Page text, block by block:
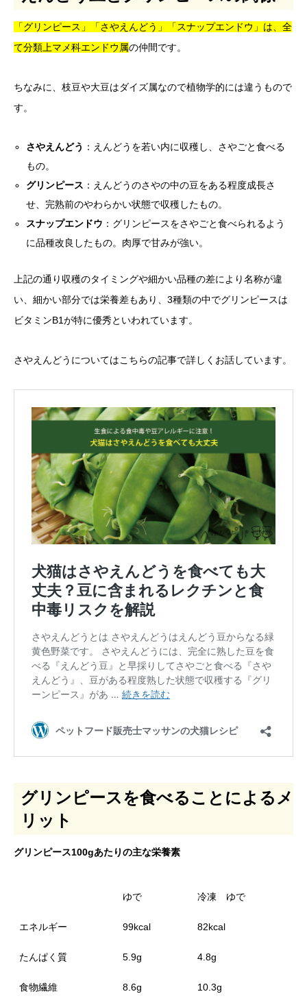
「グリンピース」「さやえんどう」「スナップエンドウ」は、全
て分類上マメ科エンドウ属の仲間です。
ちなみに、枝豆や大豆はダイズ属なので植物学的には違うもので
す。
さやえんどう ：えんどうを若い内に収穫し、さやごと食べる
もの。
グリンピース ：えんどうのさやの中の豆をある程度成長さ
せ、完熟前のやわらかい状態で収穫したもの。
スナップエンドウ ：グリンピースをさやごと食べられるよう
に品種改良したもの。肉厚で甘みが強い。
上記の通り収穫のタイミングや細かい品種の差により名称が違
い、細かい部分では栄養差もあり、3種類の中でグリンピースは
ビタミンB1が特に優秀といわれています。
さやえんどうについてはこちらの記事で詳しくお話しています。
グリンピースを食べることによるメ
リット
グリンピース100gあたりの主な栄養素
ゆで 冷凍 ゆで
エネルギー 99kcal 82kcal
たんぱく質 5.9g 4.8g
食物繊維 8.6g 10.3g